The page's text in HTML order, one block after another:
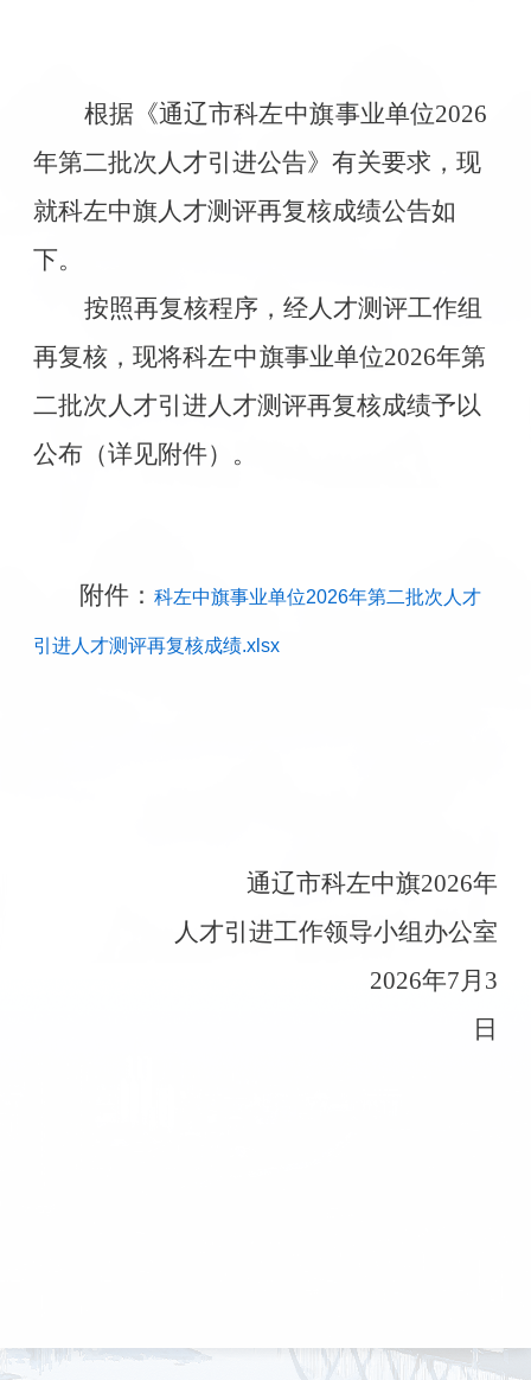
根据《通辽市科左中旗事业单位2026
年第二批次人才引进公告》有关要求，现
就科左中旗人才测评再复核成绩公告如
下。
按照再复核程序，经人才测评工作组
再复核，现将科左中旗事业单位2026年第
二批次人才引进人才测评再复核成绩予以
公布（详见附件）。
附件： 科左中旗事业单位2026年第二批次人才
引进人才测评再复核成绩.xlsx
通辽市科左中旗2026年
人才引进工作领导小组办公室
2026年7月 3
日